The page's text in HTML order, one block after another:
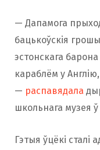
— Дапамога
бацькоўскія
эстонскага
караблём у
— распавядала
школьнага музея
Гэтыя ўцёкі